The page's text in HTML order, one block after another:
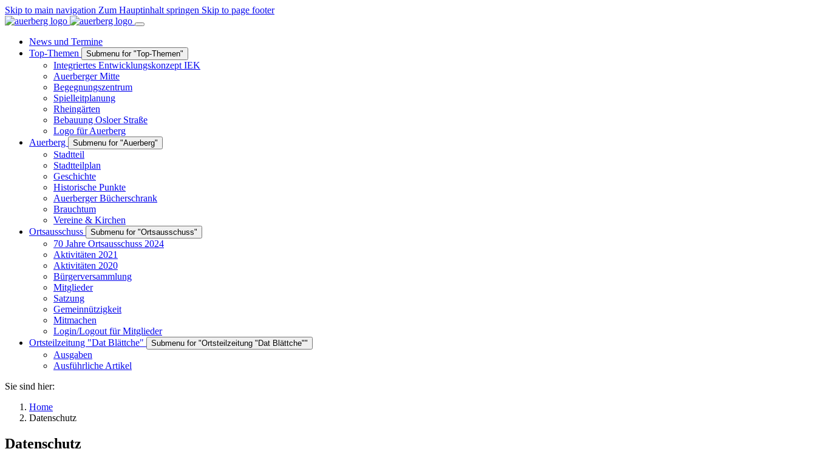
Skip to main navigation Zum Hauptinhalt springen Skip to page footer
News und Termine
Top-Themen
Submenu for "Top-Themen"
Integriertes Entwicklungskonzept IEK
Auerberger Mitte
Begegnungszentrum
Spielleitplanung
Rheingärten
Bebauung Osloer Straße
Logo für Auerberg
Auerberg
Submenu for "Auerberg"
Stadtteil
Stadtteilplan
Geschichte
Historische Punkte
Auerberger Bücherschrank
Brauchtum
Vereine & Kirchen
Ortsausschuss
Submenu for "Ortsausschuss"
70 Jahre Ortsausschuss 2024
Aktivitäten 2021
Aktivitäten 2020
Bürgerversammlung
Mitglieder
Satzung
Gemeinnützigkeit
Mitmachen
Login/Logout für Mitglieder
Ortsteilzeitung "Dat Blättche"
Submenu for "Ortsteilzeitung "Dat Blättche""
Ausgaben
Ausführliche Artikel
Sie sind hier:
Home
Datenschutz
Datenschutz